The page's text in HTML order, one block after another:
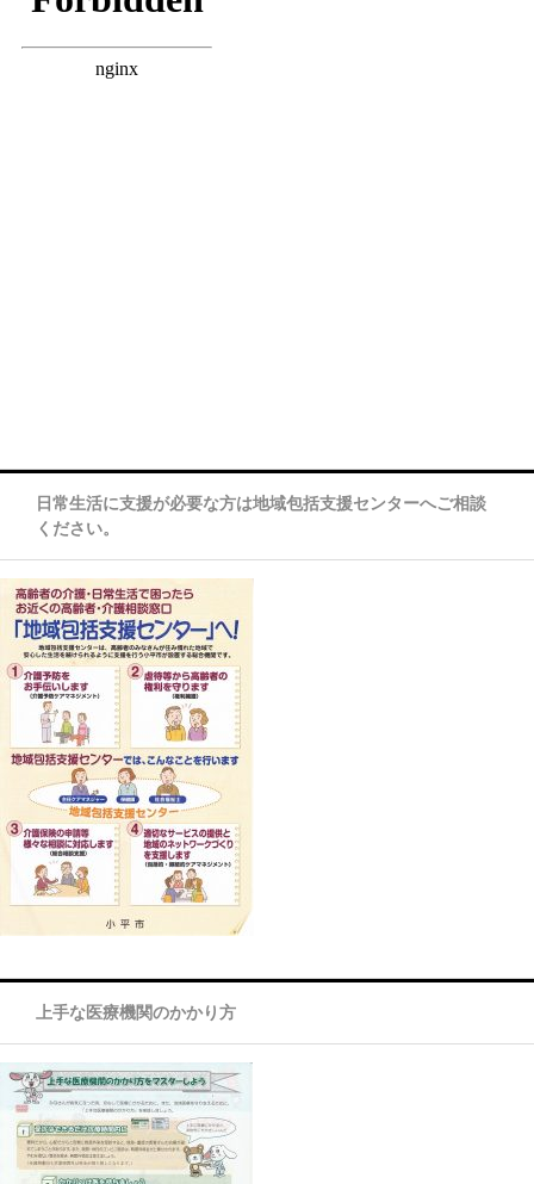
日常生活に支援が必要な方は地域包括支援センターへご相談
ください。
上手な医療機関のかかり方